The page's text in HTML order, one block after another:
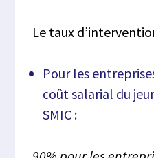
Le taux
Pour les
coût salarial du
SMIC :